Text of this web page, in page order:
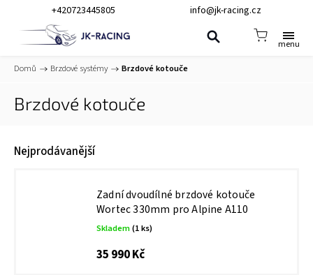
+420723445805 info@jk-racing.cz
Domů / Brzdové systémy / Brzdové kotouče
Brzdové kotouče
Nejprodávanější
Zadní dvoudílné brzdové kotouče
Wortec 330mm pro Alpine A110
Skladem(1 ks)
35 990 Kč